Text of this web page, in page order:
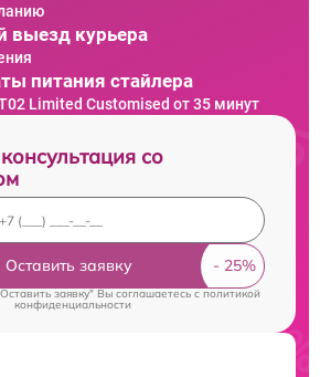
выезд курьера
питания стайлера
Limited Customised от 35 минут
со
Оставить заявку
заявку" Вы соглашаетесь cполитикой
конфиденциальности